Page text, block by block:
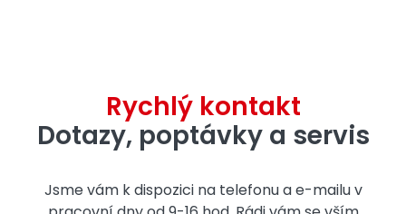
Rychlý kontakt
Dotazy, poptávky a servis
Jsme vám k dispozici na telefonu a e-mailu v